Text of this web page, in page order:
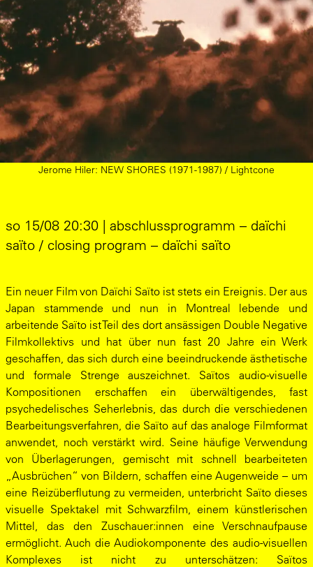
Jerome Hiler: NEW SHORES (1971-1987) / Lightcone
so 15/08 20:30 | abschlussprogramm – daïchi
saïto / closing program – daïchi saïto
Ein neuer Film von Daïchi Saïto ist stets ein Ereignis. Der aus
Japan stammende und nun in Montreal lebende und
arbeitende Saïto ist Teil des dort ansässigen Double Negative
Filmkollektivs und hat über nun fast 20 Jahre ein Werk
geschaffen, das sich durch eine beeindruckende ästhetische
und formale Strenge auszeichnet. Saïtos audio-visuelle
Kompositionen erschaffen ein überwältigendes, fast
psychedelisches Seherlebnis, das durch die verschiedenen
Bearbeitungsverfahren, die Saïto auf das analoge Filmformat
anwendet, noch verstärkt wird. Seine häufige Verwendung
von Überlagerungen, gemischt mit schnell bearbeiteten
„Ausbrüchen“ von Bildern, schaffen eine Augenweide – um
eine Reizüberflutung zu vermeiden, unterbricht Saïto dieses
visuelle Spektakel mit Schwarzfilm, einem künstlerischen
Mittel, das den Zuschauer:innen eine Verschnaufpause
ermöglicht. Auch die Audiokomponente des audio-visuellen
Komplexes ist nicht zu unterschätzen: Saïtos